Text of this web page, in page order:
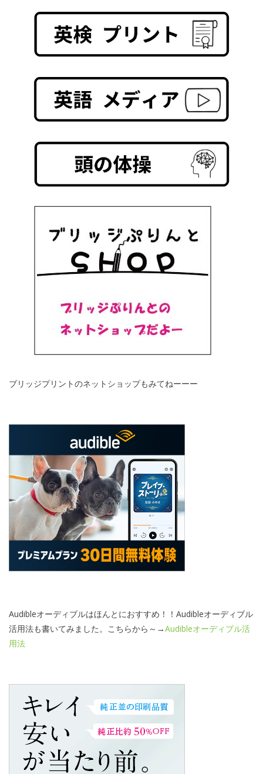
ブリッジプリントのネットショップもみてねーーー
Audibleオーディブルはほんとにおすすめ！！Audibleオーディブル
活用法も書いてみました。こちらから～→Audibleオーディブル活
用法